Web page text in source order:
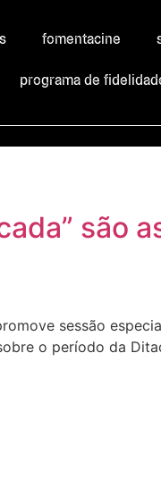
fomentacine
programa de
são
sessão
o período da